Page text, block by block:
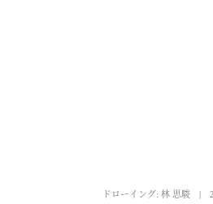
ドローイング: 林 思駿